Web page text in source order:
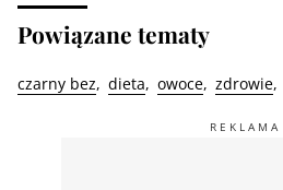
Powiązane tematy
czarny bez dieta owoce zdrowie